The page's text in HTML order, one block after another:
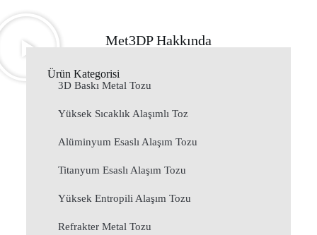
Met3DP Hakkında
Ürün Kategorisi
3D Baskı Metal Tozu
Yüksek Sıcaklık Alaşımlı Toz
Alüminyum Esaslı Alaşım Tozu
Titanyum Esaslı Alaşım Tozu
Yüksek Entropili Alaşım Tozu
Refrakter Metal Tozu